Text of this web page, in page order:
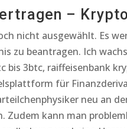
–
nicht ausgewählt. Es
zu beantragen. Ich
bis 3btc, raiffeisenbank
für
neu an
Zudem kann man